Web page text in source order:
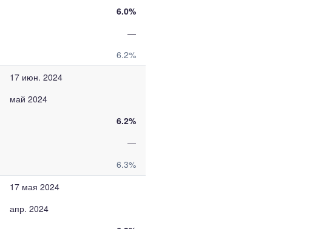
6.0%
—
6.2%
17 июн. 2024
май 2024
6.2%
—
6.3%
17 мая 2024
апр. 2024